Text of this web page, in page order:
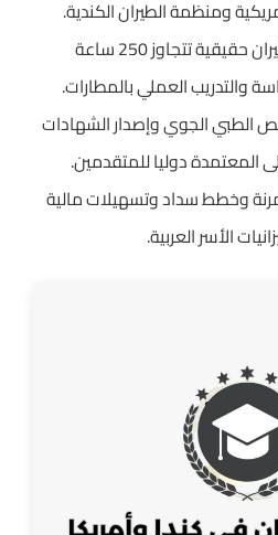
ومنظمة الطيران الكندية.
فرصة بناء ساعات طيران حقيقية تتجاوز 250 ساعة
والتدريب العملي بالمطارات.
الطبي الجوي وإصدار الشهادات
المعتمدة دوليا للمتقدمين.
وخطط سداد وتسهيلات مالية
الأسر العربية.